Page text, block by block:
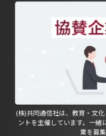
(株)共同通信社は、教育・文
ントを主催しています。一
業を募